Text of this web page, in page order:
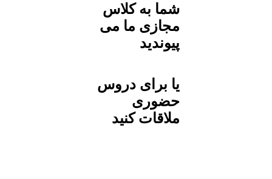
شما به کلاس
مجازی ما می
پیوندید
یا برای دروس
حضوری
ملاقات کنید